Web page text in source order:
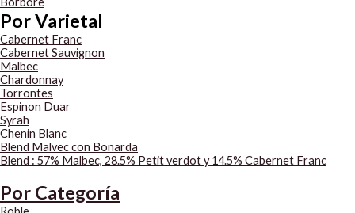
Por Varietal
Cabernet Franc
Cabernet Sauvignon
Malbec
Chardonnay
Torrontes
Espinon Duar
Syrah
Chenin Blanc
Blend Malvec con Bonarda
Blend : 57% Malbec, 28.5% Petit verdot y 14.5% Cabernet Franc
Por Categoría